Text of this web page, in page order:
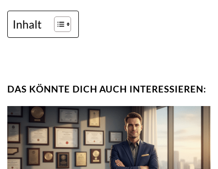
Inhalt
DAS KÖNNTE DICH AUCH INTERESSIEREN: